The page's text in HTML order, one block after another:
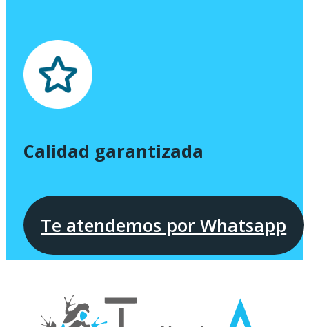
Calidad garantizada
Te atendemos por Whatsapp